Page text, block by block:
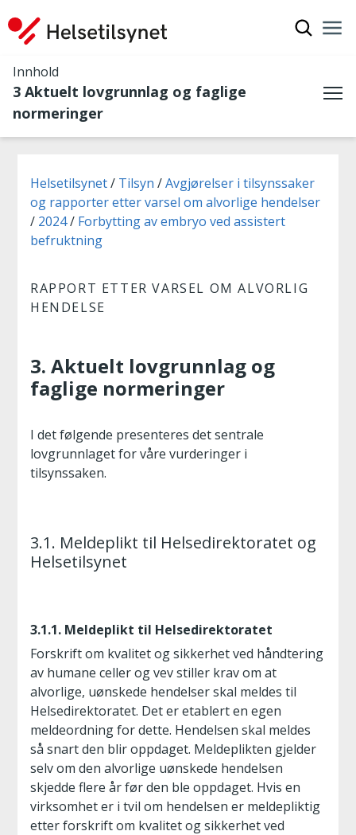
Innhold
3 Aktuelt lovgrunnlag og faglige
normeringer
Du er her:
Helsetilsynet Tilsyn
Avgjørelser i tilsynssaker
og rapporter etter varsel om alvorlige hendelser
2024
Forbytting av embryo ved assistert
befruktning
RAPPORT ETTER VARSEL OM ALVORLIG
HENDELSE
3. Aktuelt lovgrunnlag og
faglige normeringer
I det følgende presenteres det sentrale
lovgrunnlaget for våre vurderinger i
tilsynssaken.
3.1. Meldeplikt til Helsedirektoratet og
Helsetilsynet
3.1.1. Meldeplikt til Helsedirektoratet
Forskrift om kvalitet og sikkerhet ved håndtering
av humane celler og vev stiller krav om at
alvorlige, uønskede hendelser skal meldes til
Helsedirektoratet. Det er etablert en egen
meldeordning for dette. Hendelsen skal meldes
så snart den blir oppdaget. Meldeplikten gjelder
selv om den alvorlige uønskede hendelsen
skjedde flere år før den ble oppdaget. Hvis en
virksomhet er i tvil om hendelsen er meldepliktig
etter forskrift om kvalitet og sikkerhet ved